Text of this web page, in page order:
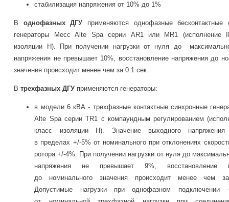
стабилизация напряжения от 10% до 1%
В однофазных ДГУ применяются однофазные бесконтактные
генераторы
Mecc Alte Spaсерии AR1 или MR1 (исполнение
изоляции Н). При получении нагрузки от нуля до
напряжения не превышает 10%, восстановление напряжения до
значения происходит менее чем за 0.1 сек.
Втрехфазных ДГУ применяются генераторы:
в модели 6 кВА - трехфазные контактные синхронные
Alte Spaсерии TR1 с компаундным регулированием
класс изоляции Н). Значение выходного напряжения
в пределах +/-5% от номинального при отклонениях
ротора +/-4%. При получении нагрузки от нуля до
напряжения не превышает 9%, восстановление
до номинального значения происходит менее чем
Допустимые нагрузки при однофазном